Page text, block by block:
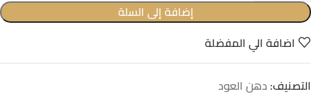
إضافة إلى السلة
اضافة الي المفضلة
التصنيف: دهن العود